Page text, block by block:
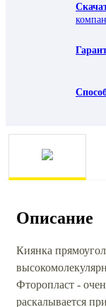
Описание
Киянка
Фторопласт -
раскалывается